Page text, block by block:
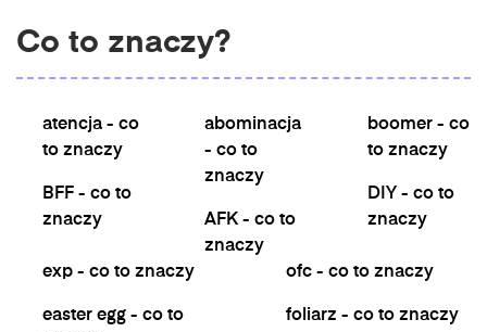
Co to znaczy?
atencja - co
to znaczy
BFF - co to
znaczy
abominacja
- co to
znaczy
AFK - co to
znaczy
boomer - co
to znaczy
DIY - co to
znaczy
exp - co to znaczy
easter egg - co to
ofc - co to znaczy
foliarz - co to znaczy